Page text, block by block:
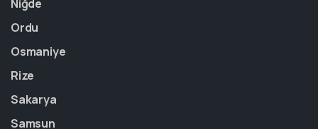
Niğde
Ordu
Osmaniye
Rize
Sakarya
Samsun